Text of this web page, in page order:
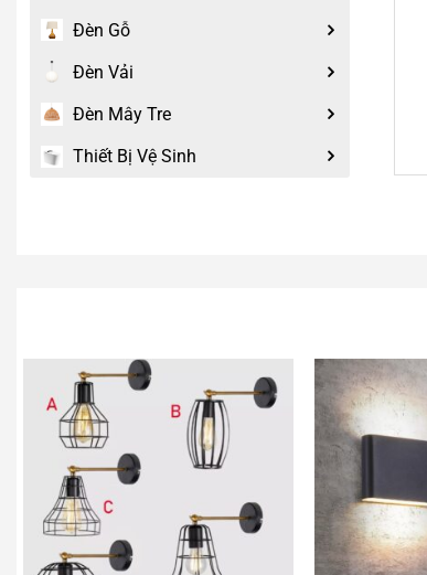
Đèn Gỗ
Đèn Vải
Đèn Mây Tre
Thiết Bị Vệ Sinh